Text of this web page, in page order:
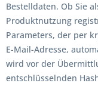
Bestelldaten. Ob Sie
Produktnutzung
Parameters, der per
E-Mail-Adresse,
wird vor der
entschlüsselnden